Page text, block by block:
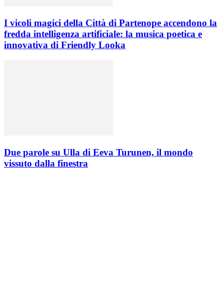
I vicoli magici della Città di Partenope accendono la
fredda intelligenza artificiale: la musica poetica e
innovativa di Friendly Looka
Due parole su Ulla di Eeva Turunen, il mondo
vissuto dalla finestra